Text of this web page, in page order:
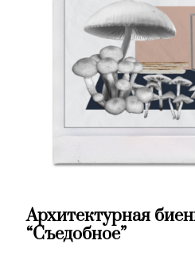
Архитектурная
“Съедобное”